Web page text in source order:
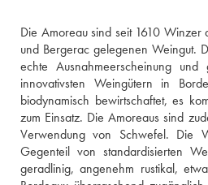
Die Amoreau sind seit 1610 Winzer
und Bergerac gelegenen Weingut.
echte Ausnahmeerscheinung
innovativsten Weingütern in
biodynamisch bewirtschaftet, es
zum Einsatz. Die Amoreaus sind
Verwendung von Schwefel. Die
Gegenteil von standardisierten
geradlinig, angenehm rustikal,